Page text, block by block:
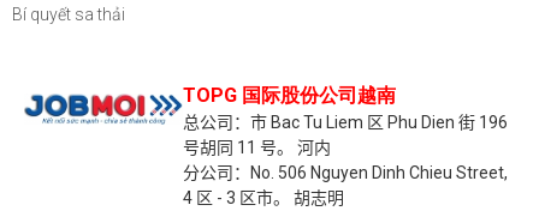
Bí quyết sa thải
TOPG 国际股份公司越南
总公司：市 Bac Tu Liem 区 Phu Dien 街 196
号胡同 11 号。
河内
分公司：No. 506 Nguyen Dinh Chieu Street,
4 区 - 3 区市。
胡志明